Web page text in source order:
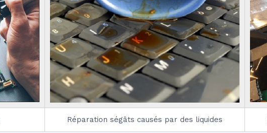
Réparation ségâts causés par des liquides